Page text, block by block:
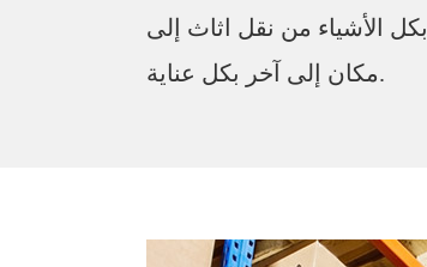
بكل الأشياء من نقل اثاث إلى
مكان إلى آخر بكل عناية.